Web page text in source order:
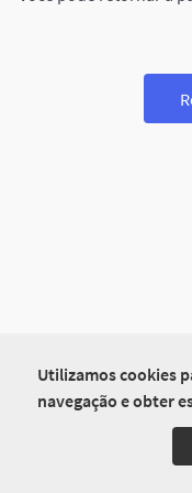
Utilizamos cookies
navegação e obter